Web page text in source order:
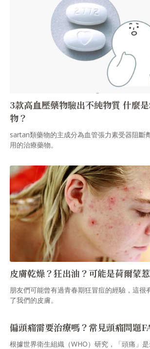
管理局 (FDA) 申請緊急使用授權，目前正在審
3款高血壓藥物驗出不純物質 什麼
物？
sartan類藥物的主成分為血管張力素受器阻斷
用的治療藥物。
皮膚乾燥？狂出油？可能是荷爾蒙
朋友們可能曾有過青春期狂冒痘的經驗，這很
了我們的皮膚。
偏頭痛需要治療嗎？常見頭痛問題
根據世界衛生組織（WHO）研究，「頭痛」